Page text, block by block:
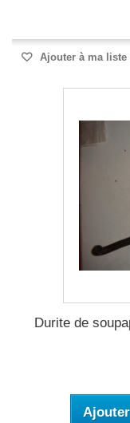
Ajouter à ma liste
Durite de